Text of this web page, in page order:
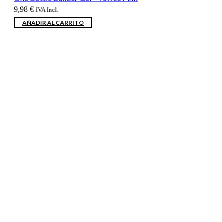
9,98 € IVA Incl.
AÑADIR AL CARRITO